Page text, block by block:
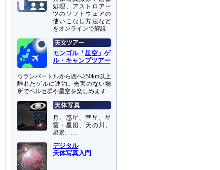
処理、アストロアー
ツのソフトウェアの
使いこなし方法など
をオンラインで解説
モンゴル「星空」ゲ
ル・キャンプツアー
ウランバートルから西へ250km以上
離れたゲルに連泊。光害のない場
所でペルセ群や星空を楽しめます
月、惑星、彗星、星
雲・星団、天の川、
星景、…
デジタル
天体写真入門